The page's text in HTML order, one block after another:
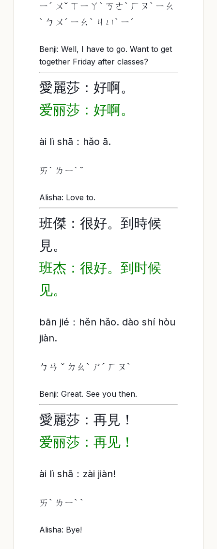
ㄧˊ ㄨˇ ㄒㄧㄚˋ ㄎㄜˋ ㄏㄡˋ ㄧㄠ
ˋ ㄅㄨˊ ㄧㄠˋ ㄐㄩˋ ㄧˊ
Benji: Well, I have to go. Want to get
together Friday after classes?
愛麗莎：好啊。
爱丽莎：好啊。
ài lì shā：hǎo ā.
ㄞˋ ㄌㄧˋ ˇ
Alisha: Love to.
班傑：很好。到時候
見。
班杰：很好。到时候
见。
bān jié：hěn hǎo. dào shí hòu
jiàn.
ㄅㄢ ˇ ㄉㄠˋ ㄕˊ ㄏㄡˋ
Benji: Great. See you then.
愛麗莎：再見！
爱丽莎：再见！
ài lì shā：zài jiàn!
ㄞˋ ㄌㄧˋ ˋ
Alisha: Bye!